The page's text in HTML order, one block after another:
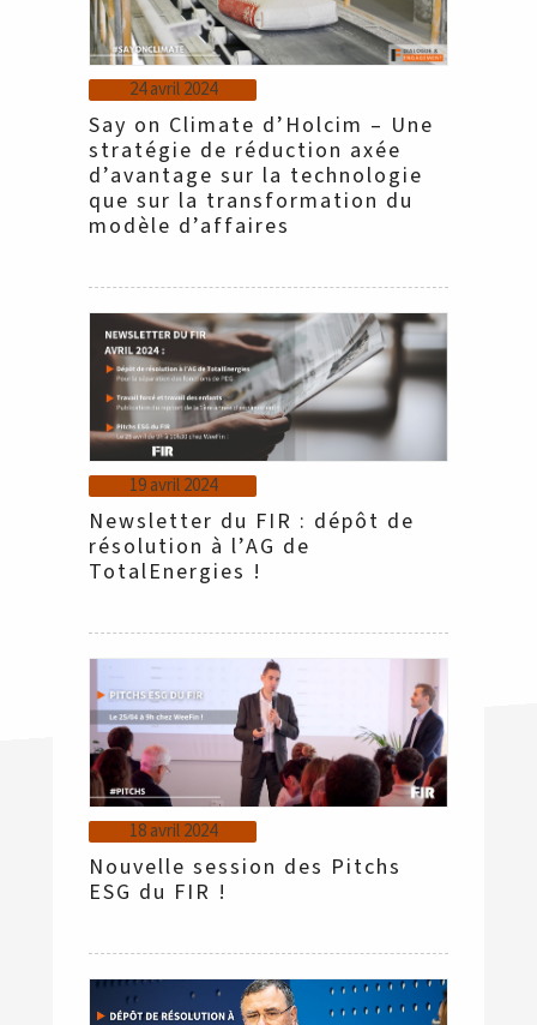
24 avril 2024
Say on Climate d’Holcim – Une
stratégie de réduction axée
d’avantage sur la technologie
que sur la transformation du
modèle d’affaires
19 avril 2024
Newsletter du FIR : dépôt de
résolution à l’AG de
TotalEnergies !
18 avril 2024
Nouvelle session des Pitchs
ESG du FIR !